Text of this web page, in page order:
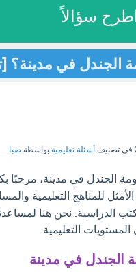
اطرح سؤالاً
الجندل في مدينة؟
في تصنيف أسئلة تعليمية بواسطة صبا
الجندل في مدينة، مرحبًا
للمناهج التعليمية
الدراسية. نحن هنا
التعليمية.
الجندل في مدينة